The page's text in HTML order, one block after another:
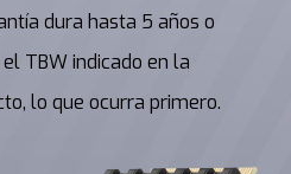
dura hasta 5 años o
TBW indicado en la
lo que ocurra primero.